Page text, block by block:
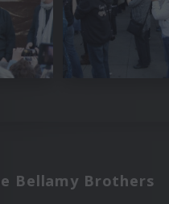
Bellamy Brothers